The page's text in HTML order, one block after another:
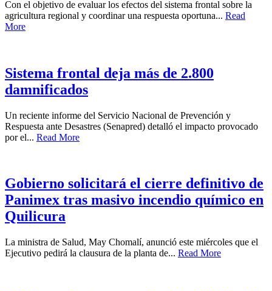
Con el objetivo de evaluar los efectos del sistema frontal sobre la
agricultura regional y coordinar una respuesta oportuna... Read
More
Sistema frontal deja más de 2.800
damnificados
Un reciente informe del Servicio Nacional de Prevención y
Respuesta ante Desastres (Senapred) detalló el impacto provocado
por el... Read More
Gobierno solicitará el cierre definitivo de
Panimex tras masivo incendio químico en
Quilicura
La ministra de Salud, May Chomalí, anunció este miércoles que el
Ejecutivo pedirá la clausura de la planta de... Read More